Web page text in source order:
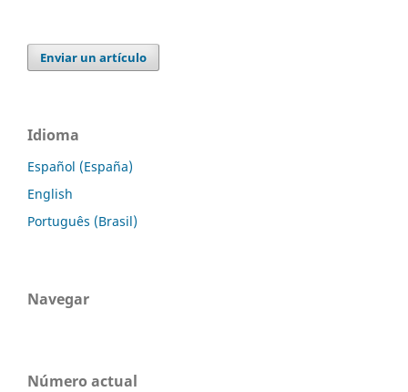
Enviar un artículo
Idioma
Español (España)
English
Português (Brasil)
Navegar
Número actual